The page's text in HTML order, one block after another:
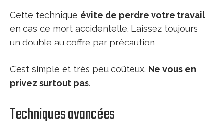
Cette technique évite de perdre votre travail
en cas de mort accidentelle. Laissez toujours
un double au coffre par précaution.
C’est simple et très peu coûteux. Ne vous en
privez surtout pas.
Techniques avancées